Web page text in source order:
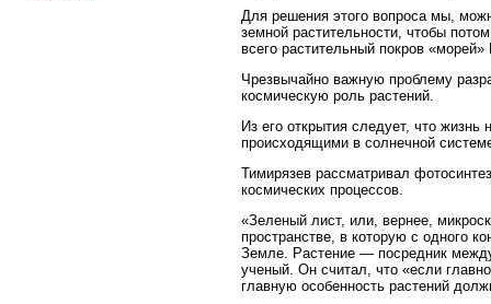
Для решения этого вопроса мы,
земной растительности, чтобы
всего растительный покров
Чрезвычайно важную проблему
космическую роль растений.
Из его открытия следует, что
происходящими в солнечной
Тимирязев рассматривал
космических процессов.
«Зеленый лист, или, вернее,
пространстве, в которую с одного
Земле. Растение — посредник
ученый. Он считал, что «если
главную особенность растений